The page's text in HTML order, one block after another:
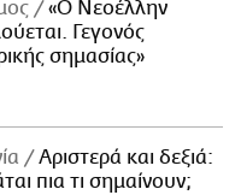
«Ο Νεοέλλην
Γεγονός
σημασίας»
Αριστερά και δεξιά:
πια τι σημαίνουν;